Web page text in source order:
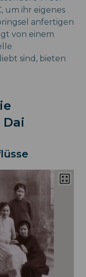
um ihr eigenes
anfertigen
von einem
sind, bieten